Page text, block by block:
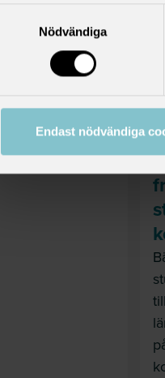
Nödvändiga
Endast nödvändiga